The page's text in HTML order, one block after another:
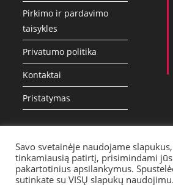
Pirkimo ir pardavimo
taisykles
Privatumo politika
Kontaktai
Pristatymas
Savo svetainėje naudojame
tinkamiausią patirtį, prisimindami
pakartotinius apsilankymus.
sutinkate su VISŲ slapukų